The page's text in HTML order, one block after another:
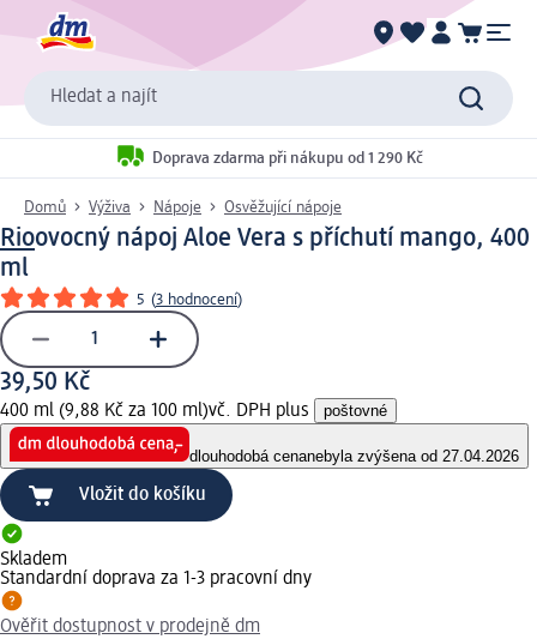
Hledat a najít
Doprava zdarma při nákupu od 1 290 Kč
Domů Výživa Nápoje Osvěžující nápoje
Rioovocný nápoj Aloe Vera s příchutí mango, 400
ml
5 (3 hodnocení)
39,50 Kč
400 ml (9,88 Kč za 100 ml)vč. DPH plus poštovné
dlouhodobá cenanebyla zvýšena od 27.04.2026
Vložit do košíku
Skladem
Standardní doprava za 1-3 pracovní dny
Ověřit dostupnost v prodejně dm